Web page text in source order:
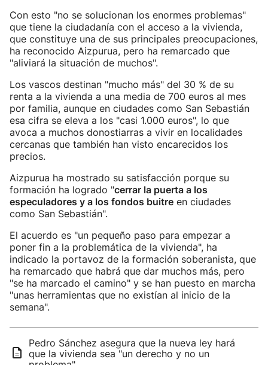
Con esto "no se solucionan los enormes problemas"
que tiene la ciudadanía con el acceso a la vivienda,
que constituye una de sus principales preocupaciones,
ha reconocido Aizpurua, pero ha remarcado que
"aliviará la situación de muchos".
Los vascos destinan "mucho más" del 30 % de su
renta a la vivienda a una media de 700 euros al mes
por familia, aunque en ciudades como San Sebastián
esa cifra se eleva a los "casi 1.000 euros", lo que
avoca a muchos donostiarras a vivir en localidades
cercanas que también han visto encarecidos los
precios.
Aizpurua ha mostrado su satisfacción porque su
formación ha logrado "cerrar la puerta a los
especuladores y a los fondos buitre en ciudades
como San Sebastián".
El acuerdo es "un pequeño paso para empezar a
poner fin a la problemática de la vivienda", ha
indicado la portavoz de la formación soberanista, que
ha remarcado que habrá que dar muchos más, pero
"se ha marcado el camino" y se han puesto en marcha
"unas herramientas que no existían al inicio de la
semana".
Pedro Sánchez asegura que la nueva ley hará
que la vivienda sea "un derecho y no un